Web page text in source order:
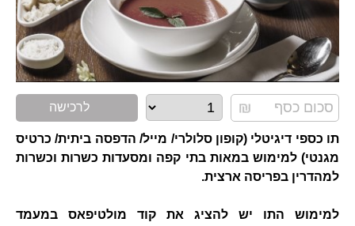
לרכישה
תו כספי דיגיטלי (קופון סלולרי/ מייל/ הדפסה ביתית/ כרטיס
מגנטי) למימוש במאות בתי קפה ומסעדות כשרות וכשרות
למהדרין בפריסה ארצית.
למימוש התו יש להציג את קוד מולטיפאס במעמד